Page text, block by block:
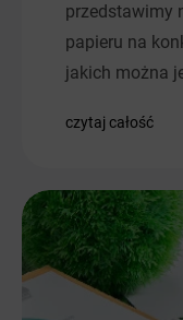
przedstawimy
papieru na
jakich można
czytaj całość